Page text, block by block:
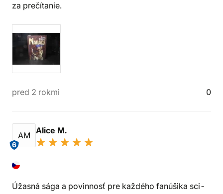
za prečítanie.
pred 2 rokmi 0
AM
6
Alice M.
Úžasná sága a povinnosť pre každého fanúšika sci-